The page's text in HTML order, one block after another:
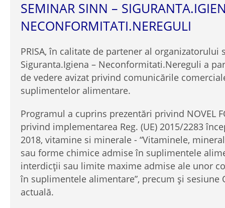
SEMINAR SINN –
NECONFORMITATI.NEREGULI
PRISA, în calitate de partener al organizatorului
Siguranta.Igiena – Neconformitati.Nereguli a
de vedere avizat privind comunicările
suplimentelor alimentare.
Programul a cuprins prezentări privind NOVEL
privind implementarea Reg. (UE) 2015/2283
2018, vitamine si minerale - “Vitaminele,
sau forme chimice admise în suplimentele
interdicții sau limite maxime admise ale unor
în suplimentele alimentare”, precum și sesiune
actuală.